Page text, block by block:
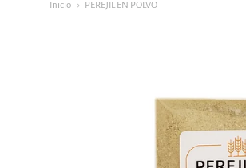
Menú
Inicio PEREJIL EN POLVO